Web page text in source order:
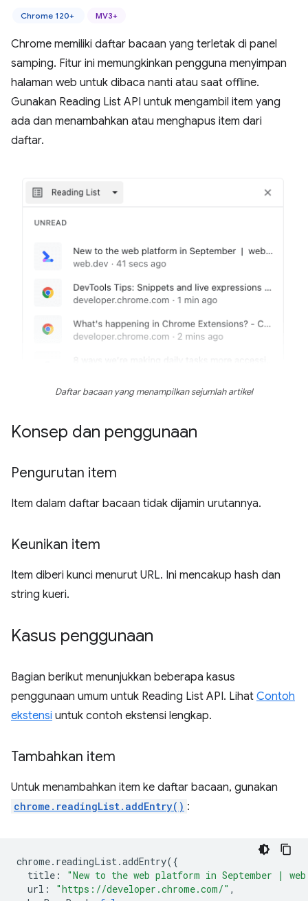
Chrome 120+ MV3+
Chrome memiliki daftar bacaan yang terletak di panel
samping. Fitur ini memungkinkan pengguna menyimpan
halaman web untuk dibaca nanti atau saat offline.
Gunakan Reading List API untuk mengambil item yang
ada dan menambahkan atau menghapus item dari
daftar.
Daftar bacaan yang menampilkan sejumlah artikel
Konsep dan penggunaan
Pengurutan item
Item dalam daftar bacaan tidak dijamin urutannya.
Keunikan item
Item diberi kunci menurut URL. Ini mencakup hash dan
string kueri.
Kasus penggunaan
Bagian berikut menunjukkan beberapa kasus
penggunaan umum untuk Reading List API. Lihat Contoh
ekstensi untuk contoh ekstensi lengkap.
Tambahkan item
Untuk menambahkan item ke daftar bacaan, gunakan
chrome.readingList.addEntry() :
chrome. readingList .addEntry({
title :
"New to the web platform in September |
url : "https://developer.chrome.com/" ,